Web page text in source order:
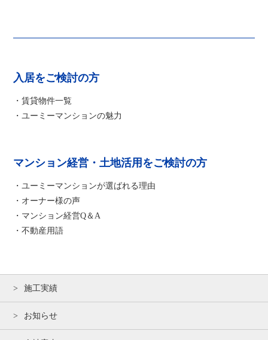
入居をご検討の方
・賃貸物件一覧
・ユーミーマンションの魅力
マンション経営・土地活用をご検討の方
・ユーミーマンションが選ばれる理由
・オーナー様の声
・マンション経営Q＆A
・不動産用語
施工実績
お知らせ